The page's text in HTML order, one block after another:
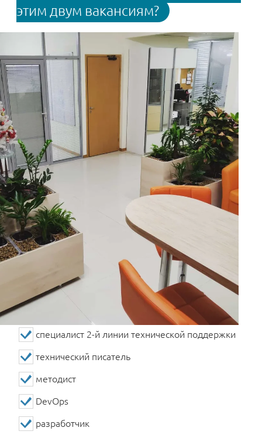
этим двум вакансиям?
специалист 2-й линии технической поддержки
технический писатель
методист
DevOps
разработчик